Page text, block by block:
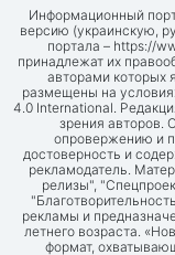
Информационный
версию (украинскую,
портала – https://
принадлежат их
авторами которых
размещены на
4.0 International.
зрения авторов.
опровержению и
достоверность и
рекламодатель.
релизы",
рекламы и
летнего возраста.
формат,